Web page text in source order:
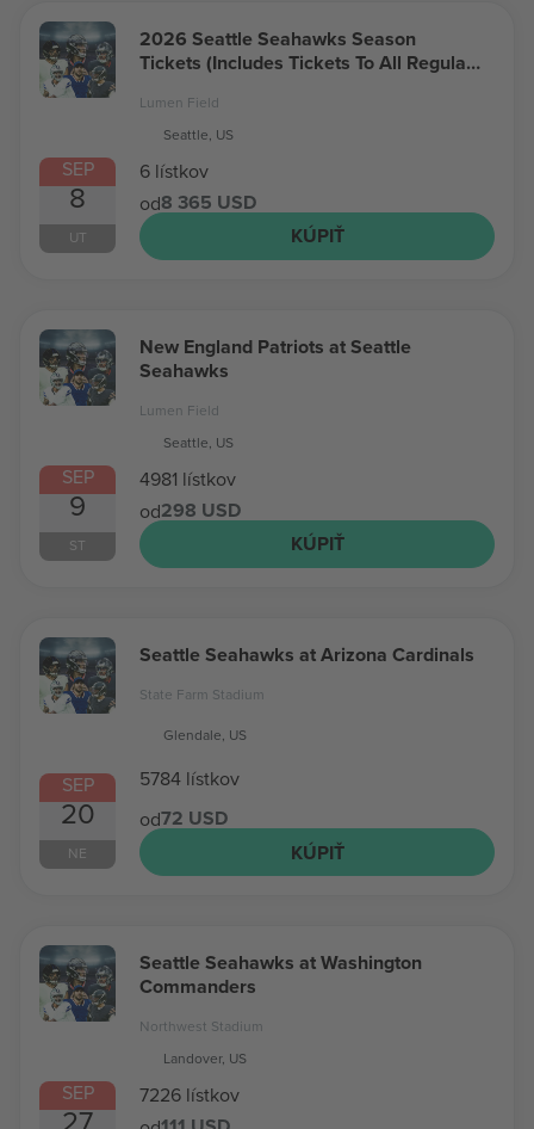
SEP
8
UT
2026 Seattle Seahawks Season
Tickets (Includes Tickets To All Regular
Lumen Field
Seattle, US
6 lístkov
od8 365 USD
KÚPIŤ
SEP
9
ST
New England Patriots at Seattle
Seahawks
Lumen Field
Seattle, US
4981 lístkov
od298 USD
KÚPIŤ
SEP
20
NE
Seattle Seahawks at Arizona Cardinals
State Farm Stadium
Glendale, US
5784 lístkov
od72 USD
KÚPIŤ
SEP
27
Seattle Seahawks at Washington
Commanders
Northwest Stadium
Landover, US
7226 lístkov